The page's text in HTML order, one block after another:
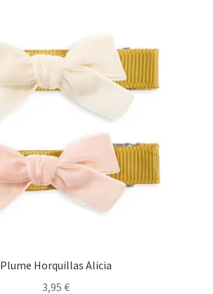
Plume Horquillas Alicia
3,95 €